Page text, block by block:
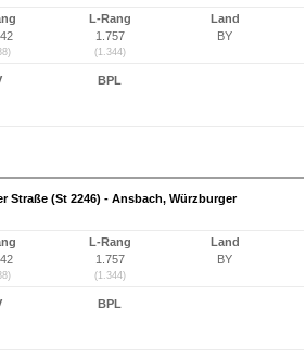
L-Rang
1.757
(1.344)
Land
BY
BPL
Straße (St 2246) - Ansbach, Würzburger
L-Rang
1.757
(1.344)
Land
BY
BPL